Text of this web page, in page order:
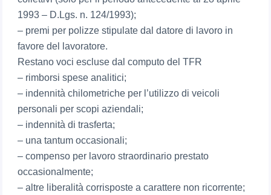
1993 – D.Lgs. n. 124/1993);
– premi per polizze stipulate dal datore di lavoro in
favore del lavoratore.
Restano voci escluse dal computo del TFR
– rimborsi spese analitici;
– indennità chilometriche per l’utilizzo di veicoli
personali per scopi aziendali;
– indennità di trasferta;
– una tantum occasionali;
– compenso per lavoro straordinario prestato
occasionalmente;
– altre liberalità corrisposte a carattere non ricorrente;